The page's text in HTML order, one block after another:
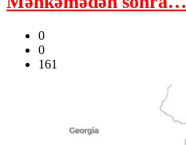
0
0
161